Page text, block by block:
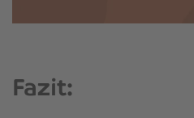
Fazit: